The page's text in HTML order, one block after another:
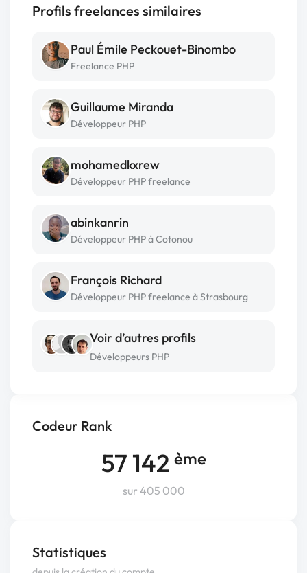
Codeur Rank
57 142 ème
sur 405 000
Statistiques
Profils freelances similaires
Paul Émile Peckouet-Binombo
Freelance PHP
Guillaume Miranda
Développeur PHP
mohamedkxrew
Développeur PHP freelance
abinkanrin
Développeur PHP à Cotonou
François Richard
Développeur PHP freelance à Strasbourg
Voir d’autres profils
Développeurs PHP